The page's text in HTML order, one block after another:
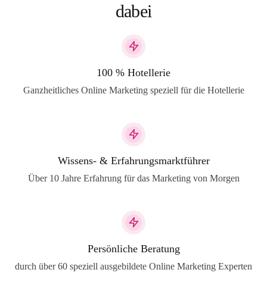
dabei
100 % Hotellerie
Ganzheitliches Online Marketing speziell für die Hotellerie
Wissens- & Erfahrungsmarktführer
Über 10 Jahre Erfahrung für das Marketing von Morgen
Persönliche Beratung
durch über 60 speziell ausgebildete Online Marketing Experten